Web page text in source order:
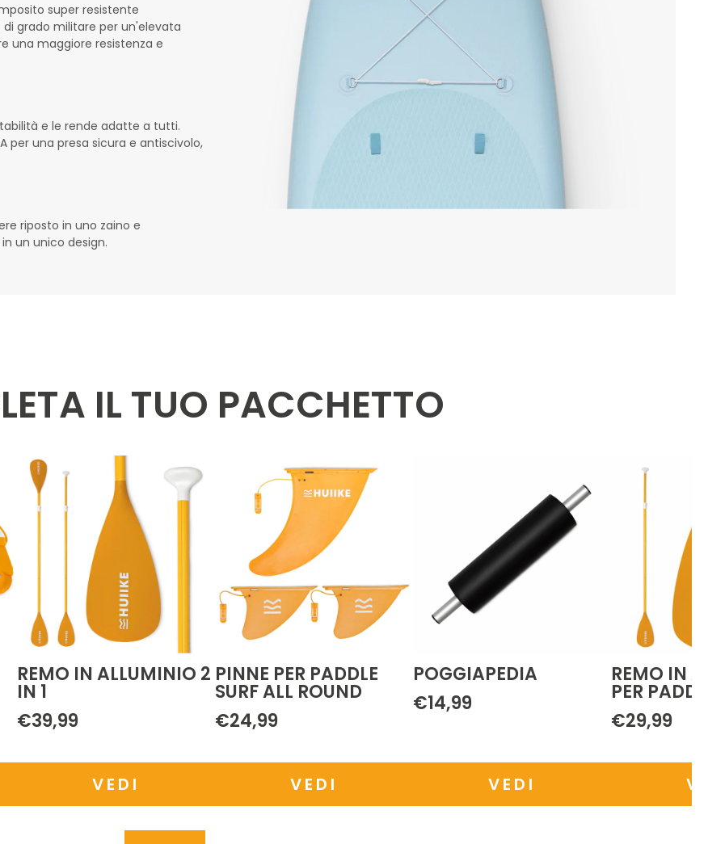
super resistente
grado militare per un'elevata
una maggiore resistenza e
e le rende adatte a tutti.
per una presa sicura e antiscivolo,
riposto in uno zaino e
un unico design.
IL TUO PACCHETTO
PINNE PER PADDLE
SURF ALL ROUND
€24,99
VEDI
POGGIAPEDIA
€14,99
VEDI
REMO IN ALLUMINIO
PER PADDLE SURF
VEDI
€9,99